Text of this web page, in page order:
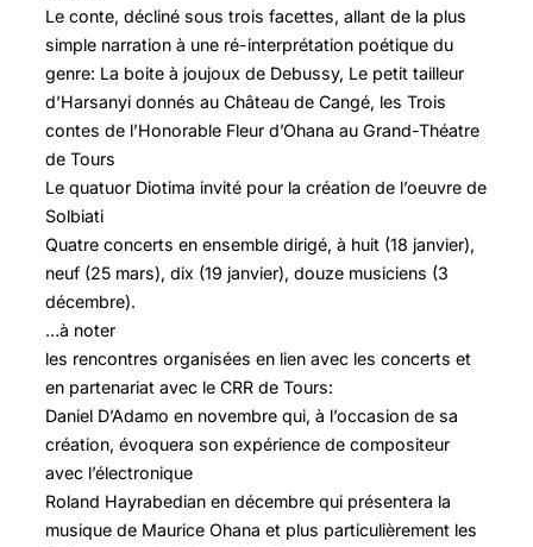
Le conte, décliné sous trois facettes, allant de la plus
simple narration à une ré-interprétation poétique du
genre: La boite à joujoux de Debussy, Le petit tailleur
d’Harsanyi donnés au Château de Cangé, les Trois
contes de l’Honorable Fleur d’Ohana au Grand-Théatre
de Tours
Le quatuor Diotima invité pour la création de l’oeuvre de
Solbiati
Quatre concerts en ensemble dirigé, à huit (18 janvier),
neuf (25 mars), dix (19 janvier), douze musiciens (3
décembre).
…à noter
les rencontres organisées en lien avec les concerts et
en partenariat avec le CRR de Tours:
Daniel D’Adamo en novembre qui, à l’occasion de sa
création, évoquera son expérience de compositeur
avec l’électronique
Roland Hayrabedian en décembre qui présentera la
musique de Maurice Ohana et plus particulièrement les